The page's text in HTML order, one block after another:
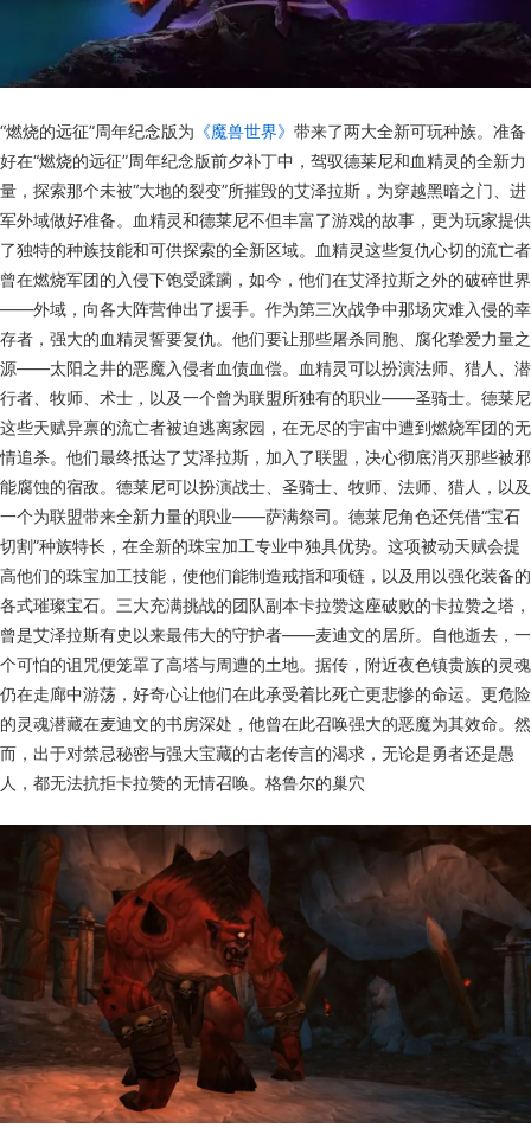
“燃烧的远征”周年纪念版为 《魔兽世界》 带来了两大全新可玩种族。准备
好在“燃烧的远征”周年纪念版前夕补丁中，驾驭德莱尼和血精灵的全新力
量，探索那个未被“大地的裂变”所摧毁的艾泽拉斯，为穿越黑暗之门、进
军外域做好准备。血精灵和德莱尼不但丰富了游戏的故事，更为玩家提供
了独特的种族技能和可供探索的全新区域。血精灵这些复仇心切的流亡者
曾在燃烧军团的入侵下饱受蹂躏，如今，他们在艾泽拉斯之外的破碎世界
——外域，向各大阵营伸出了援手。作为第三次战争中那场灾难入侵的幸
存者，强大的血精灵誓要复仇。他们要让那些屠杀同胞、腐化挚爱力量之
源——太阳之井的恶魔入侵者血债血偿。血精灵可以扮演法师、猎人、潜
行者、牧师、术士，以及一个曾为联盟所独有的职业——圣骑士。德莱尼
这些天赋异禀的流亡者被迫逃离家园，在无尽的宇宙中遭到燃烧军团的无
情追杀。他们最终抵达了艾泽拉斯，加入了联盟，决心彻底消灭那些被邪
能腐蚀的宿敌。德莱尼可以扮演战士、圣骑士、牧师、法师、猎人，以及
一个为联盟带来全新力量的职业——萨满祭司。德莱尼角色还凭借“宝石
切割”种族特长，在全新的珠宝加工专业中独具优势。这项被动天赋会提
高他们的珠宝加工技能，使他们能制造戒指和项链，以及用以强化装备的
各式璀璨宝石。三大充满挑战的团队副本卡拉赞这座破败的卡拉赞之塔，
曾是艾泽拉斯有史以来最伟大的守护者——麦迪文的居所。自他逝去，一
个可怕的诅咒便笼罩了高塔与周遭的土地。据传，附近夜色镇贵族的灵魂
仍在走廊中游荡，好奇心让他们在此承受着比死亡更悲惨的命运。更危险
的灵魂潜藏在麦迪文的书房深处，他曾在此召唤强大的恶魔为其效命。然
而，出于对禁忌秘密与强大宝藏的古老传言的渴求，无论是勇者还是愚
人，都无法抗拒卡拉赞的无情召唤。格鲁尔的巢穴